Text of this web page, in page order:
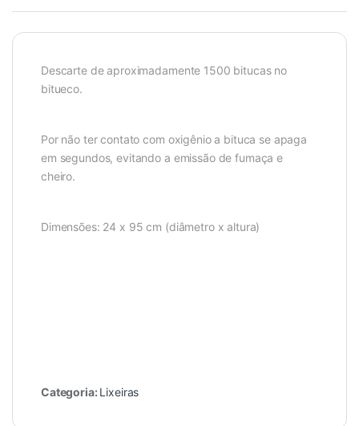
Descarte de aproximadamente 1500 bitucas no
bitueco.
Por não ter contato com oxigênio a bituca se apaga
em segundos, evitando a emissão de fumaça e
cheiro.
Dimensões: 24 x 95 cm (diâmetro x altura)
Categoria: Lixeiras